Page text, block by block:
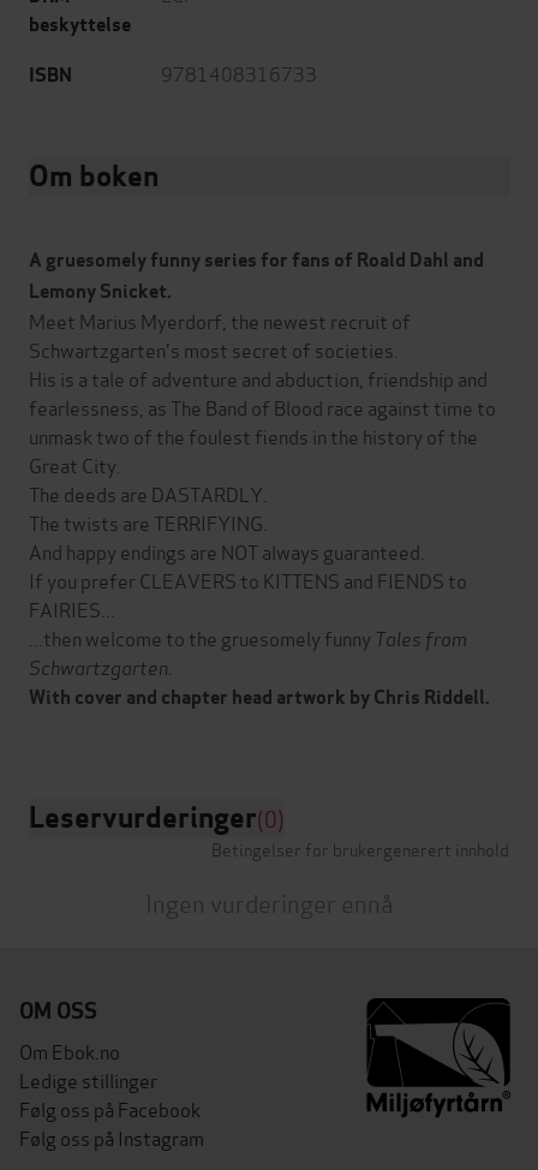
beskyttelse
ISBN 9781408316733
Om boken
A gruesomely funny series for fans of Roald Dahl and
Lemony Snicket.
Meet Marius Myerdorf, the newest recruit of
Schwartzgarten's most secret of societies.
His is a tale of adventure and abduction, friendship and
fearlessness, as The Band of Blood race against time to
unmask two of the foulest fiends in the history of the
Great City.
The deeds are DASTARDLY.
The twists are TERRIFYING.
And happy endings are NOT always guaranteed.
If you prefer CLEAVERS to KITTENS and FIENDS to
FAIRIES...
...then welcome to the gruesomely funny Tales from
Schwartzgarten
With cover and chapter head artwork by Chris Riddell.
Leservurderinger(0)
Betingelser for brukergenerert innhold
Ingen vurderinger ennå
OM OSS
Om Ebok.no
Ledige stillinger
Følg oss på Facebook
Følg oss på Instagram